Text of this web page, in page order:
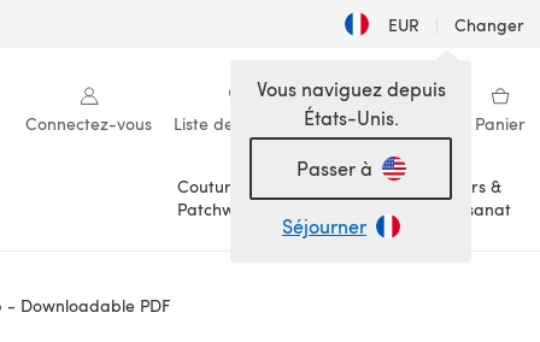
EUR | Changer
Connectez-vous Liste de souhaits Ma bibliothèque Panier
Couture &
Patchwork
Loisirs &
Artisanat
Vous naviguez depuis
États-Unis.
Passer à
Séjourner
Downloadable PDF